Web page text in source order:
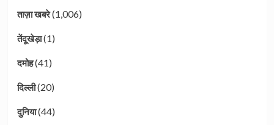
ताज़ा खबरे(1,006)
तेंदूखेड़ा(1)
दमोह(41)
दिल्ली(20)
दुनिया(44)